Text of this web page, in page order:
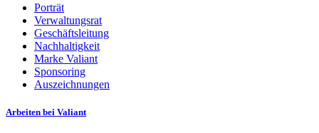
Porträt
Verwaltungsrat
Geschäftsleitung
Nachhaltigkeit
Marke Valiant
Sponsoring
Auszeichnungen
Arbeiten bei Valiant